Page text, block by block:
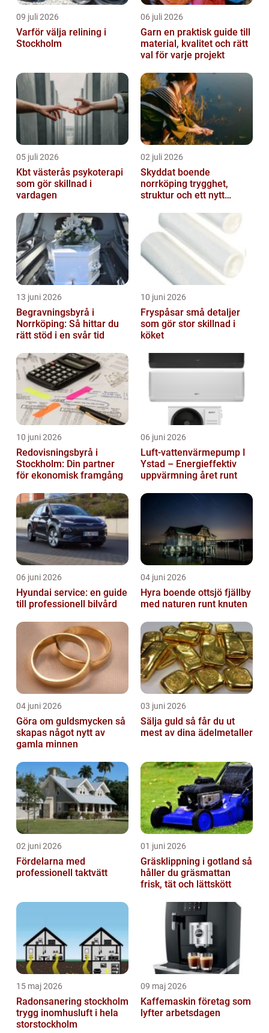
09 juli 2026
Varför välja relining i
Stockholm
06 juli 2026
Garn en praktisk guide till
material, kvalitet och rätt
val för varje projekt
05 juli 2026
Kbt västerås psykoterapi
som gör skillnad i
vardagen
02 juli 2026
Skyddat boende
norrköping trygghet,
struktur och ett nytt
13 juni 2026
Begravningsbyrå i
Norrköping: Så hittar du
rätt stöd i en svår tid
10 juni 2026
Fryspåsar små detaljer
som gör stor skillnad i
köket
10 juni 2026
Redovisningsbyrå i
Stockholm: Din partner
för ekonomisk framgång
06 juni 2026
Luft-vattenvärmepump I
Ystad – Energieffektiv
uppvärmning året runt
06 juni 2026
Hyundai service: en guide
till professionell bilvård
04 juni 2026
Hyra boende ottsjö fjällby
med naturen runt knuten
04 juni 2026
Göra om guldsmycken så
skapas något nytt av
gamla minnen
03 juni 2026
Sälja guld så får du ut
mest av dina ädelmetaller
02 juni 2026
Fördelarna med
professionell taktvätt
01 juni 2026
Gräsklippning i gotland så
håller du gräsmattan
frisk, tät och lättskött
15 maj 2026
Radonsanering stockholm
trygg inomhusluft i hela
storstockholm
09 maj 2026
Kaffemaskin företag som
lyfter arbetsdagen